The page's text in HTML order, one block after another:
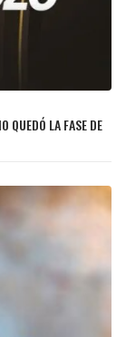
QUEDÓ LA FASE DE